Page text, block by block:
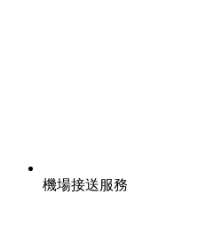
機場接送服務